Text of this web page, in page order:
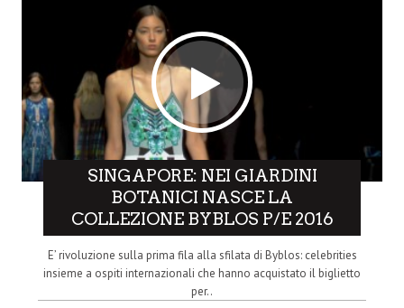
SINGAPORE: NEI GIARDINI
BOTANICI NASCE LA
COLLEZIONE BYBLOS P/E 2016
E’ rivoluzione sulla prima fila alla sfilata di Byblos: celebrities
insieme a ospiti internazionali che hanno acquistato il biglietto
per..